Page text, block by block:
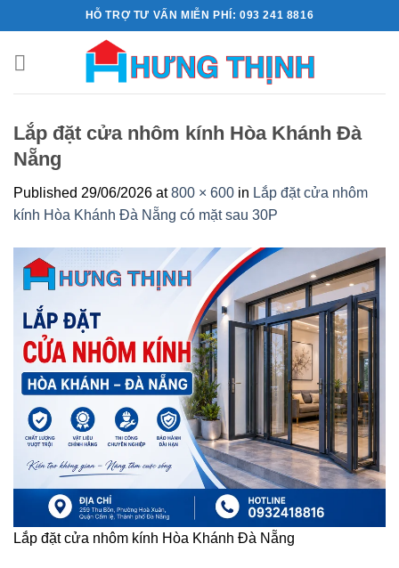
to
content
HỖ TRỢ TƯ VẤN MIỄN PHÍ: 093 241 8816
Lắp đặt cửa nhôm kính Hòa Khánh Đà
Nẵng
Published 29/06/2026 at800 × 600 in Lắp đặt cửa nhôm
kính Hòa Khánh Đà Nẵng có mặt sau 30P
Lắp đặt cửa nhôm kính Hòa Khánh Đà Nẵng